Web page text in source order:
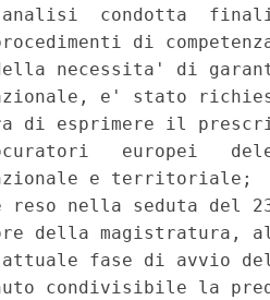
condotta
di
necessita' di
e' stato
di esprimere il
europei
e territoriale;
reso nella seduta del
della magistratura,
fase di avvio
condivisibile la